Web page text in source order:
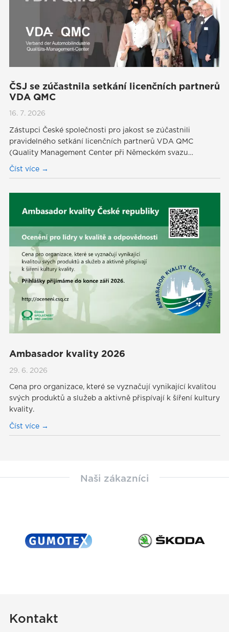
ČSJ se zúčastnila setkání licenčních partnerů
VDA QMC
16. 7. 2026
Zástupci České společnosti pro jakost se zúčastnili
pravidelného setkání licenčních partnerů VDA QMC
(Quality Management Center při Německém svazu…
Číst více
Ambasador kvality 2026
29. 6. 2026
Cena pro organizace, které se vyznačují vynikající kvalitou
svých produktů a služeb a aktivně přispívají k šíření kultury
kvality.
Číst více
Naši zákazníci
Kontakt